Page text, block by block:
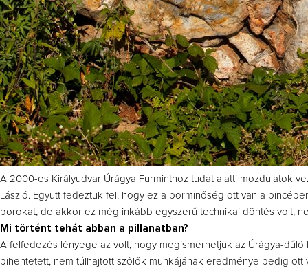
A 2000-es Királyudvar Úrágya Furminthoz tudat alatti mozdulatok
László. Együtt fedeztük fel, hogy ez a borminőség ott van a
borokat, de akkor ez még inkább egyszerű technikai döntés volt,
Mi történt tehát abban a pillanatban?
A felfedezés lényege az volt, hogy megismerhetjük az Úrágya-
pihentetett, nem túlhajtott szőlők munkájának eredménye pedig